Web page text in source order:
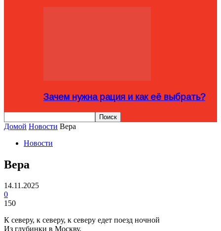
Зачем нужна рация и как её выбрать?
Домой Новости Вера
Новости
Вера
14.11.2025
0
150
К северу, к северу, к северу едет поезд ночной
Из глубинки в Москву.